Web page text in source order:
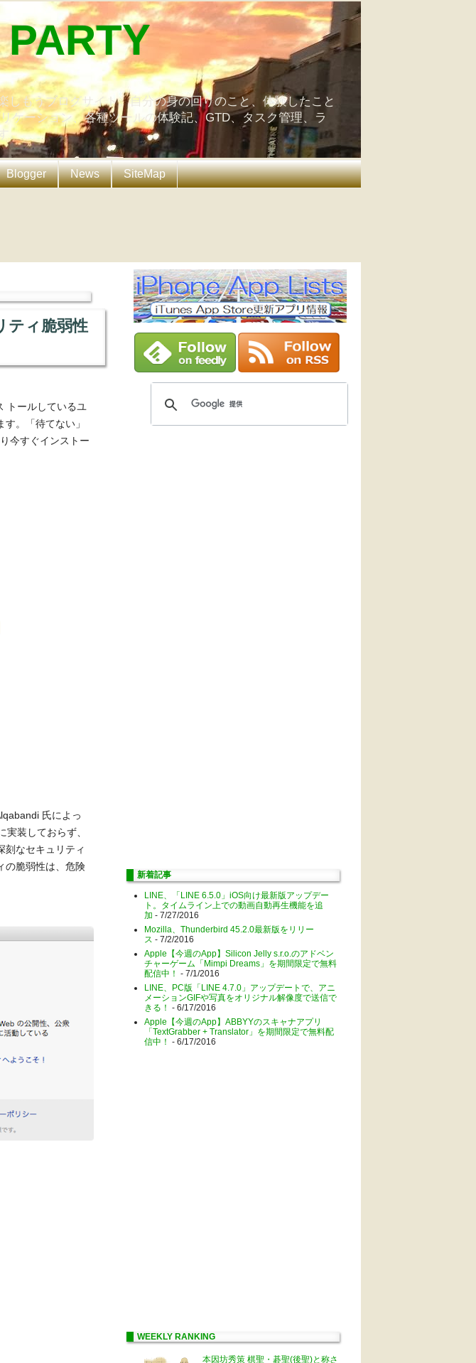
もうブログサイト。自分の身の回りのこと、体験したこと
ケーション、各種ツールの体験記、GTD、タスク管理、ラ
。
Blogger News SiteMap
ティ脆弱性
トールしているユ
。「待てない」
今すぐインストー
氏によっ
装しておらず、
刻なセキュリティ
の脆弱性は、危険
新着記事
LINE、「LINE 6.5.0」iOS向け最新版アップデー
ト。タイムライン上での動画自動再生機能を追
加 - 7/27/2016
Mozilla、Thunderbird 45.2.0最新版をリリー
ス - 7/2/2016
Apple【今週のApp】Silicon Jelly s.r.o.のアドベン
チャーゲーム「Mimpi Dreams」を期間限定で無料
配信中！ - 7/1/2016
LINE、PC版「LINE 4.7.0」アップデートで、アニ
メーションGIFや写真をオリジナル解像度で送信で
きる！ - 6/17/2016
Apple【今週のApp】ABBYYのスキャナアプリ
「TextGrabber + Translator」を期間限定で無料配
信中！ - 6/17/2016
WEEKLY RANKING
本因坊秀策 棋聖・碁聖(後聖)と称さ